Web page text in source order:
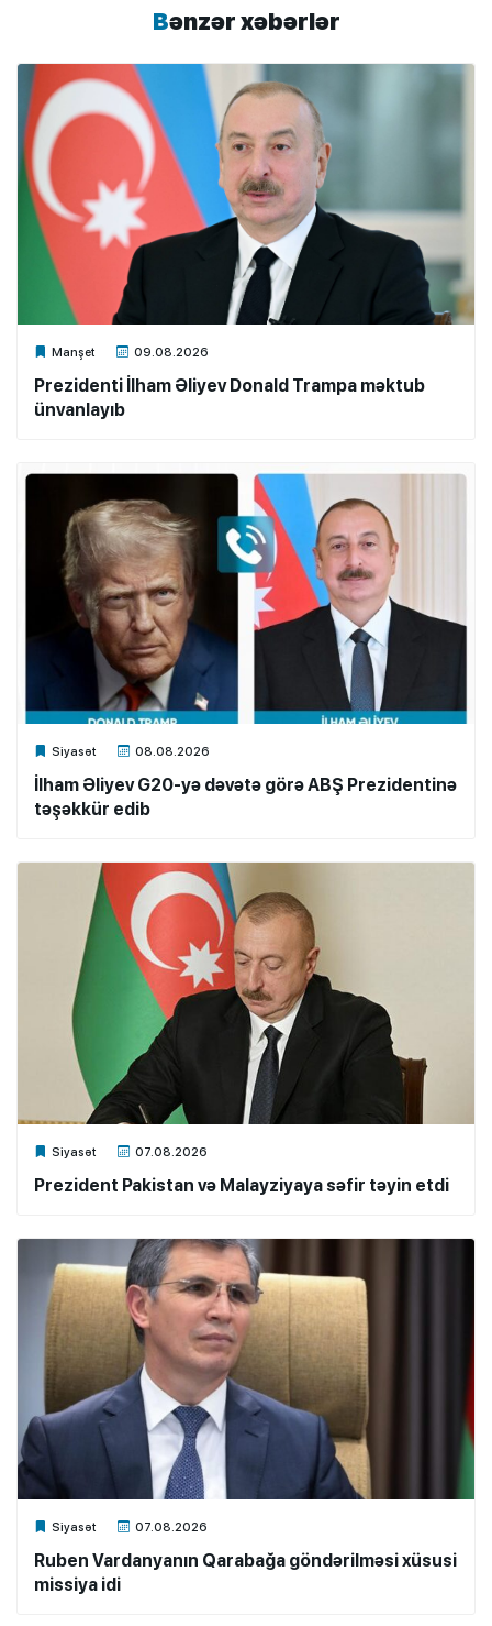
Bənzər xəbərlər
Manşet 09.08.2026
Xalq.Online
Prezidenti İlham Əliyev Donald Trampa məktub
ünvanlayıb
Siyasət 08.08.2026
Xalq.Online
İlham Əliyev G20-yə dəvətə görə ABŞ Prezidentinə
təşəkkür edib
Siyasət 07.08.2026
Xalq.Online
Prezident Pakistan və Malayziyaya səfir təyin etdi
Siyasət 07.08.2026
Xalq.Online
Ruben Vardanyanın Qarabağa göndərilməsi xüsusi
missiya idi